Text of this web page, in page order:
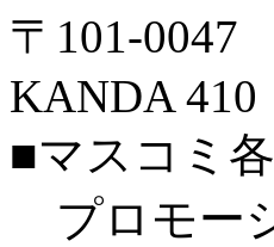
〒101-0047
KANDA 410
■マスコミ
プロモー